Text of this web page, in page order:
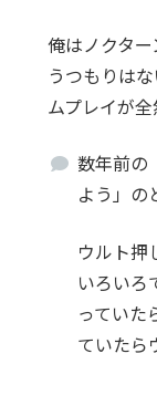
俺はノクタ
うつもりは
ムプレイが全
数年前の
よう」の
ウルト押
いろいろ
っていた
ていたら